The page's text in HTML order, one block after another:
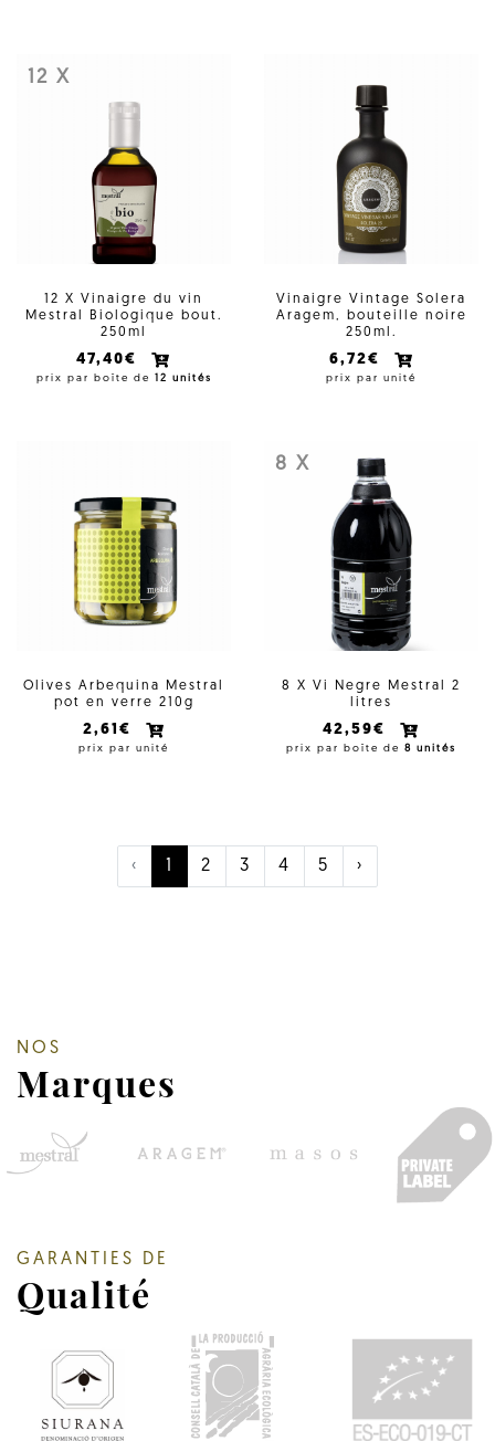
12 X
12 X Vinaigre du vin
Mestral Biologique bout.
250ml
47,40€
prix par boîte de 12 unités
Vinaigre Vintage Solera
Aragem, bouteille noire
250ml.
6,72€
prix par unité
Olives Arbequina Mestral
pot en verre 210g
2,61€
prix par unité
8 X
8 X Vi Negre Mestral 2
litres
42,59€
prix par boîte de 8 unités
‹ 2 3 4 5 ›
NOS
Marques
GARANTIES DE
Qualité